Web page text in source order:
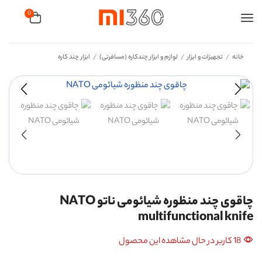
0
خانه / تجهیزات و ابزار / لوازم و ابزار چندکاره (مسافرتی) / ابزار چند کاره
چاقوی چند منظوره شیائومی ناتو NATO
multifunctional knife
18 کاربر در حال مشاهده این محصول